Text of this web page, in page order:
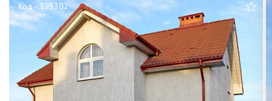
Код - 193302